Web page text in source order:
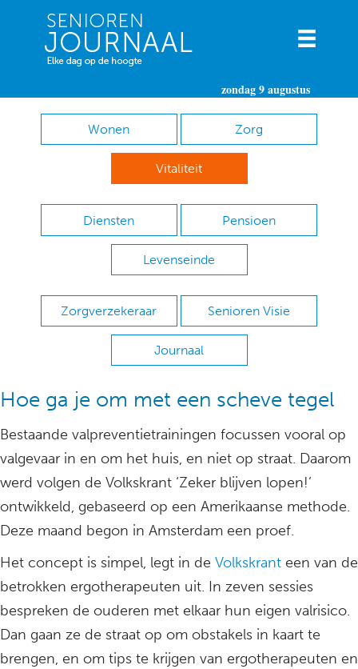
zondag 9 augustus
Wonen Zorg
Vitaliteit
Diensten Pensioen
Levenseinde
Zorgverzekeraar Senioren Visie
Journaal
Hoe ga je om met een scheve tegel
Bestaande valpreventietrainingen focussen vooral op
valgevaar in en om het huis, en niet op straat. Daarom
werd volgen de Volkskrant ‘Zeker blijven lopen!’
ontwikkeld, gebaseerd op een Amerikaanse methode.
Deze maand begon in Amsterdam een proef.
Het concept is simpel, legt in de Volkskrant een van de
betrokken ergotherapeuten uit. In zeven sessies
bespreken de ouderen met elkaar hun eigen valrisico.
Dan gaan ze de straat op om obstakels in kaart te
brengen, en om tips te krijgen van ergotherapeuten en